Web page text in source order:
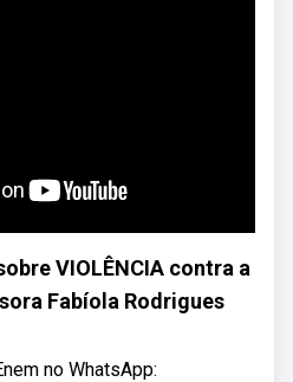
VIOLÊNCIA contra a
Fabíola Rodrigues
no WhatsApp: